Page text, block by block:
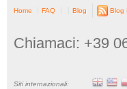
Home FAQ Blog Blog
Chiamaci: +39
Siti internazionali: